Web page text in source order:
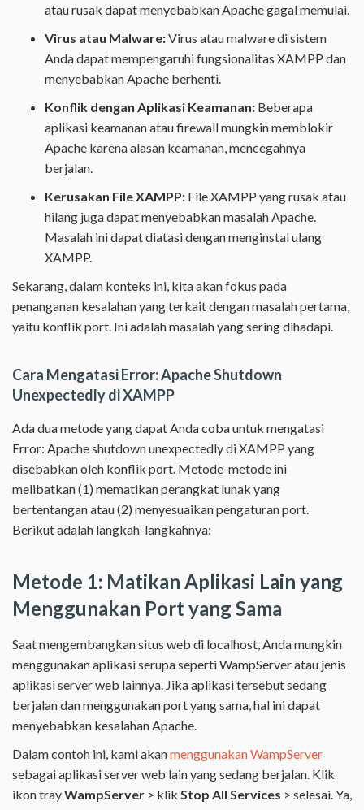
atau rusak dapat menyebabkan Apache gagal memulai.
Virus atau Malware:Virus atau malware di sistem
Anda dapat mempengaruhi fungsionalitas XAMPP dan
menyebabkan Apache berhenti.
Konflik dengan Aplikasi Keamanan: Beberapa
aplikasi keamanan atau firewall mungkin memblokir
Apache karena alasan keamanan, mencegahnya
berjalan.
Kerusakan File XAMPP: File XAMPP yang rusak atau
hilang juga dapat menyebabkan masalah Apache.
Masalah ini dapat diatasi dengan menginstal ulang
XAMPP.
Sekarang, dalam konteks ini, kita akan fokus pada
penanganan kesalahan yang terkait dengan masalah pertama,
yaitu konflik port. Ini adalah masalah yang sering dihadapi.
Cara Mengatasi Error: Apache Shutdown
Unexpectedly di XAMPP
Ada dua metode yang dapat Anda coba untuk mengatasi
Error: Apache shutdown unexpectedly di XAMPP yang
disebabkan oleh konflik port. Metode-metode ini
melibatkan (1) mematikan perangkat lunak yang
bertentangan atau (2) menyesuaikan pengaturan port.
Berikut adalah langkah-langkahnya:
Metode 1: Matikan Aplikasi Lain yang
Menggunakan Port yang Sama
Saat mengembangkan situs web di localhost, Anda mungkin
menggunakan aplikasi serupa seperti WampServer atau jenis
aplikasi server web lainnya. Jika aplikasi tersebut sedang
berjalan dan menggunakan port yang sama, hal ini dapat
menyebabkan kesalahan Apache.
Dalam contoh ini, kami akanmenggunakan WampServer
sebagai aplikasi server web lain yang sedang berjalan. Klik
ikon trayWampServer > klik Stop All Services > selesai. Ya,